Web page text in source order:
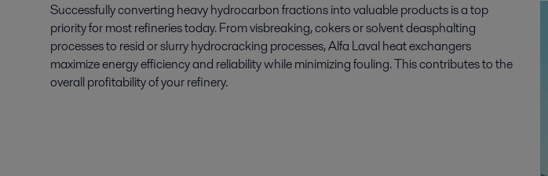
Successfully converting heavy hydrocarbon fractions into valuable products is a top
priority for most refineries today. From visbreaking, cokers or solvent deasphalting
processes to resid or slurry hydrocracking processes, Alfa Laval heat exchangers
maximize energy efficiency and reliability while minimizing fouling. This contributes to the
overall profitability of your refinery.